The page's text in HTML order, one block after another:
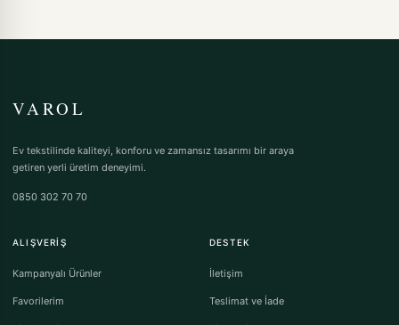
VAROL
Ev tekstilinde kaliteyi, konforu ve zamansız tasarımı bir araya
getiren yerli üretim deneyimi.
0850 302 70 70
ALIŞVERIŞ
Kampanyalı Ürünler
Favorilerim
DESTEK
İletişim
Teslimat ve İade